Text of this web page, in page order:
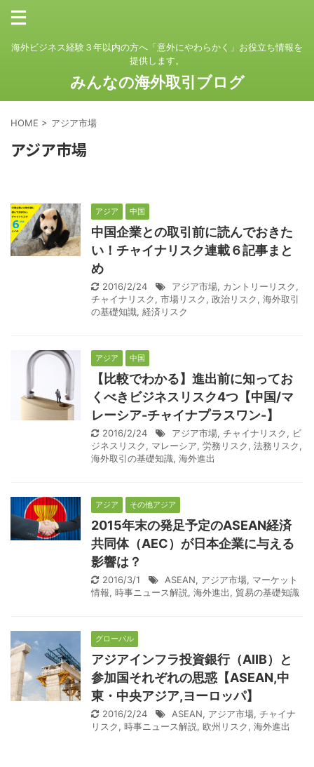
海外ビジネス経験３年以内の方へ「意外にやわらかく」お役立ち情報を
提供します。
みんなの海外取引ブログ
HOME > アジア市場
アジア市場
アジア 中国
中国企業との取引前に読んでおきた
い！チャイナリスク連載６記事まと
め
2016/2/24 アジア市場, カントリーリスク,
チャイナリスク, 市場リスク, 政治リスク, 海外取引
の基礎知識, 経済リスク
アジア 中国
【比較でわかる】進出前に知ってお
くべきビジネスリスク4つ【中国/マ
レーシア-チャイナプラスワン-】
2016/2/24 アジア市場, チャイナリスク, ビ
ジネスリスク, マレーシア, 労務リスク, 法務リスク,
海外取引の基礎知識, 海外進出
アジア その他アジア
2015年末の発足予定のASEAN経済
共同体（AEC）が日本企業に与える
影響は？
2016/3/1 ASEAN, アジア市場, マーケット
情報, 時事ニュース解説, 海外進出, 貿易の基礎知識
グローバル
アジアインフラ投資銀行（AIIB）と
参加国それぞれの思惑【ASEAN,中
東・中央アジア,ヨーロッパ】
2016/2/24 ASEAN, アジア市場, チャイナ
リスク, 時事ニュース解説, 欧州リスク, 海外進出